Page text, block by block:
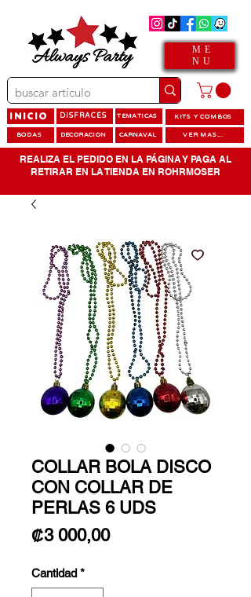
ME
NU
INICIO DISFRACES TEMATICAS KITS Y COMBOS
BODAS DECORACION CARNAVAL VER MAS...
REALIZA EL PEDIDO EN LA PÁGINA Y PAGA AL
RETIRAR EN LA TIENDA EN ROHRMOSER
COLLAR BOLA DISCO
CON COLLAR DE
PERLAS 6 UDS
₡3 000,00Precio
Cantidad *